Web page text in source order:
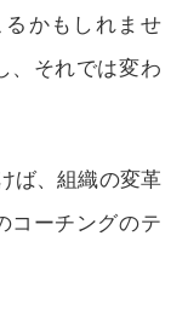
かもしれませ
、それでは変わ
ば、組織の変革
コーチングのテ